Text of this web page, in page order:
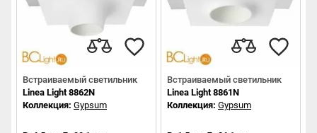
Встраиваемый светильник
Linea Light 8862N
Коллекция: Gypsum
Встраиваемый светильник
Linea Light 8861N
Коллекция: Gypsum